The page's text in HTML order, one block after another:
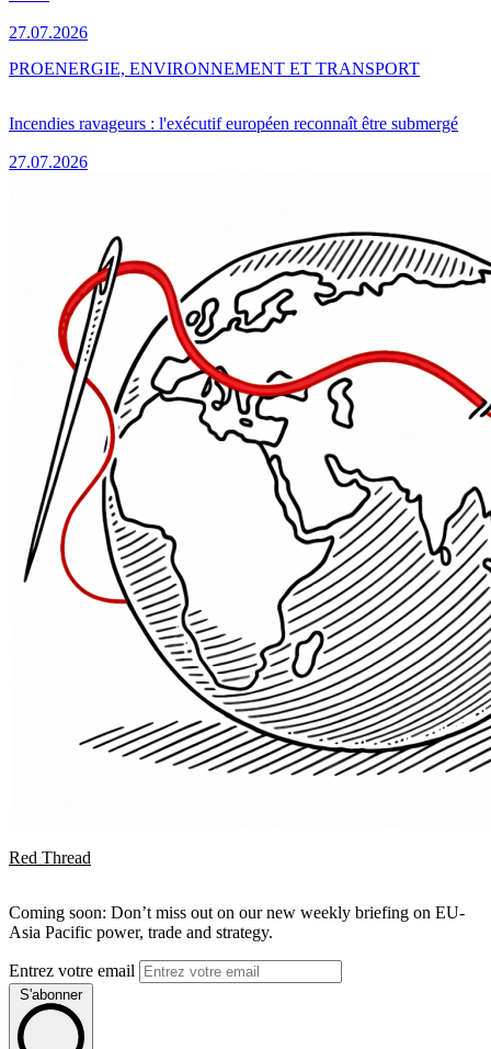
27.07.2026
Incendies ravageurs : l'exécutif européen reconnaît être submergé
27.07.2026
PROENERGIE, ENVIRONNEMENT ET TRANSPORT
Red Thread
Coming soon: Don’t miss out on our new weekly briefing on EU-
Asia Pacific power, trade and strategy.
Entrez votre email
S'abonner